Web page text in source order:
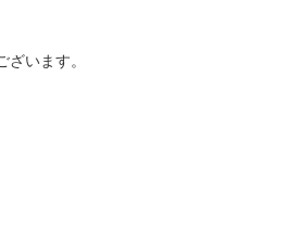
います。